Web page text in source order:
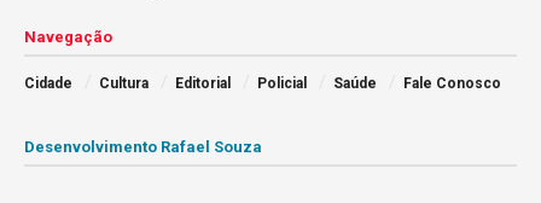
Navegação
Cidade Cultura Editorial Policial Saúde Fale Conosco
Desenvolvimento Rafael Souza